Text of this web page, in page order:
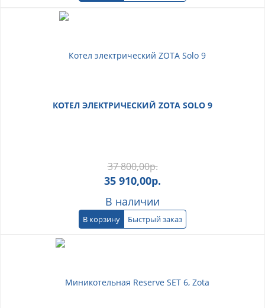
КОТЕЛ ЭЛЕКТРИЧЕСКИЙ ZOTA SOLO 9
37 800,00р.
35 910,00р.
В наличии
В корзину Быстрый заказ